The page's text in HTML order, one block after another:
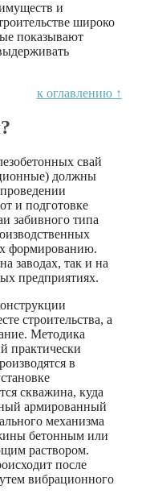
и
широко
показывают
к оглавлению ↑
свай
должны
и подготовке
забивного типа
формированию.
заводах, так и на
предприятиях.
строительства, а
Методика
практически
в
скважина, куда
армированный
механизма
бетонным или
раствором.
после
вибрационного